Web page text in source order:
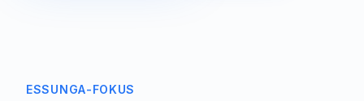
ESSUNGA-FOKUS